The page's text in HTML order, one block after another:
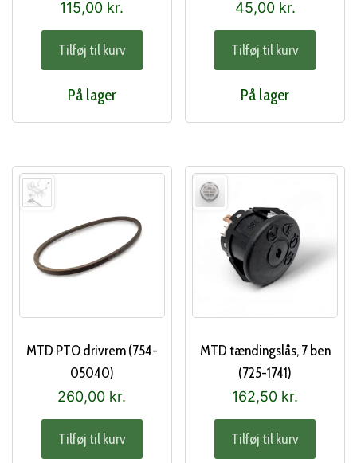
115,00 kr.
Tilføj til kurv
På lager
45,00 kr.
Tilføj til kurv
På lager
MTD PTO drivrem (754-
05040)
260,00 kr.
Tilføj til kurv
MTD tændingslås, 7 ben
(725-1741)
162,50 kr.
Tilføj til kurv